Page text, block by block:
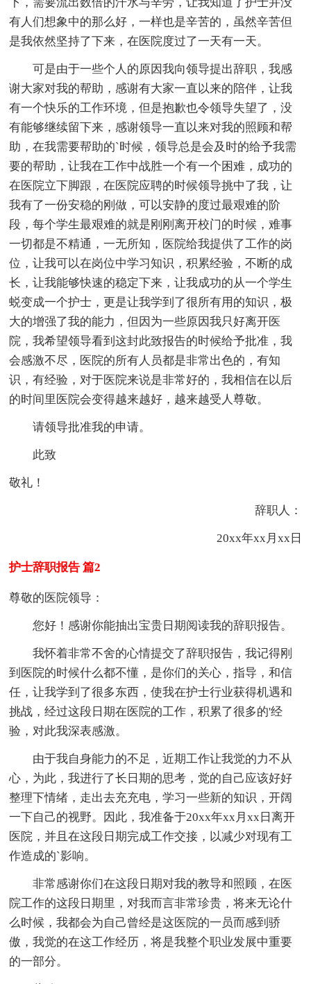
有人们想象中的那么好，一样也是辛苦的，虽然辛苦但
是我依然坚持了下来，在医院度过了一天有一天。
可是由于一些个人的原因我向领导提出辞职，我感
谢大家对我的帮助，感谢有大家一直以来的陪伴，让我
有一个快乐的工作环境，但是抱歉也令领导失望了，没
有能够继续留下来，感谢领导一直以来对我的照顾和帮
助，在我需要帮助的`时候，领导总是会及时的给予我需
要的帮助，让我在工作中战胜一个有一个困难，成功的
在医院立下脚跟，在医院应聘的时候领导挑中了我，让
我有了一份安稳的刚做，可以安静的度过最艰难的阶
段，每个学生最艰难的就是刚刚离开校门的时候，难事
一切都是不精通，一无所知，医院给我提供了工作的岗
位，让我可以在岗位中学习知识，积累经验，不断的成
长，让我能够快速的稳定下来，让我成功的从一个学生
蜕变成一个护士，更是让我学到了很所有用的知识，极
大的增强了我的能力，但因为一些原因我只好离开医
院，我希望领导看到这封此致报告的时候给予批准，我
会感激不尽，医院的所有人员都是非常出色的，有知
识，有经验，对于医院来说是非常好的，我相信在以后
的时间里医院会变得越来越好，越来越受人尊敬。
请领导批准我的申请。
此致
敬礼！
辞职人：
20xx年xx月xx日
护士辞职报告 篇2
尊敬的医院领导：
您好！感谢你能抽出宝贵日期阅读我的辞职报告。
我怀着非常不舍的心情提交了辞职报告，我记得刚
到医院的时候什么都不懂，是你们的关心，指导，和信
任，让我学到了很多东西，使我在护士行业获得机遇和
挑战，经过这段日期在医院的工作，积累了很多的'经
验，对此我深表感激。
由于我自身能力的不足，近期工作让我觉的力不从
心，为此，我进行了长日期的思考，觉的自己应该好好
整理下情绪，走出去充充电，学习一些新的知识，开阔
一下自己的视野。因此，我准备于20xx年xx月xx日离开
医院，并且在这段日期完成工作交接，以减少对现有工
作造成的`影响。
非常感谢你们在这段日期对我的教导和照顾，在医
院工作的这段日期里，对我而言非常珍贵，将来无论什
么时候，我都会为自己曾经是这医院的一员而感到骄
傲，我觉的在这工作经历，将是我整个职业发展中重要
的一部分。